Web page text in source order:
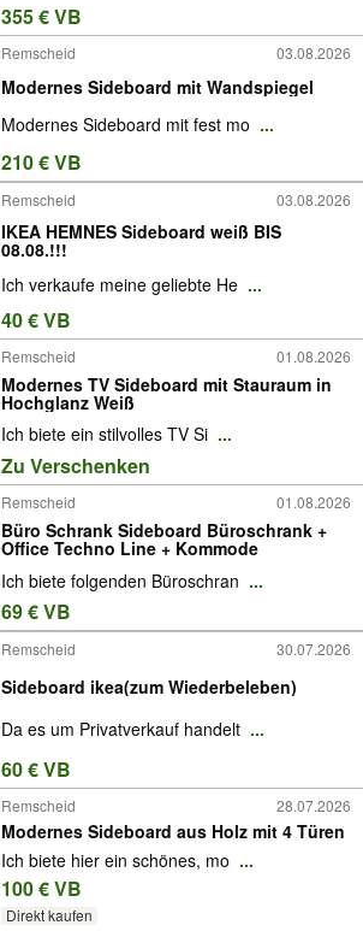
355 € VB
Remscheid 03.08.2026
Modernes Sideboard mit Wandspiegel
Modernes Sideboard mit fest mo ...
210 € VB
Remscheid 03.08.2026
IKEA HEMNES Sideboard weiß BIS
08.08.!!!
Ich verkaufe meine geliebte He ...
40 € VB
Remscheid 01.08.2026
Modernes TV Sideboard mit Stauraum in
Hochglanz Weiß
Ich biete ein stilvolles TV Si ...
Zu Verschenken
Remscheid 01.08.2026
Büro Schrank Sideboard Büroschrank +
Office Techno Line + Kommode
Ich biete folgenden Büroschran ...
69 € VB
Remscheid 30.07.2026
Sideboard ikea(zum Wiederbeleben)
Da es um Privatverkauf handelt ...
60 € VB
Remscheid 28.07.2026
Modernes Sideboard aus Holz mit 4 Türen
Ich biete hier ein schönes, mo ...
100 € VB
Direkt kaufen